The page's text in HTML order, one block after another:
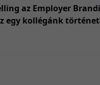
az Employer
egy kollégánk
cég munkáltatói